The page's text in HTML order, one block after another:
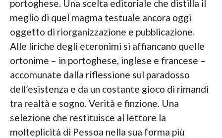
portoghese. Una scelta editoriale che distilla il
meglio di quel magma testuale ancora oggi
oggetto di riorganizzazione e pubblicazione.
Alle liriche degli eteronimi si affiancano quelle
ortonime – in portoghese, inglese e francese –
accomunate dalla riflessione sul paradosso
dell’esistenza e da un costante gioco di rimandi
tra realtà e sogno. Verità e finzione. Una
selezione che restituisce al lettore la
molteplicità di Pessoa nella sua forma più